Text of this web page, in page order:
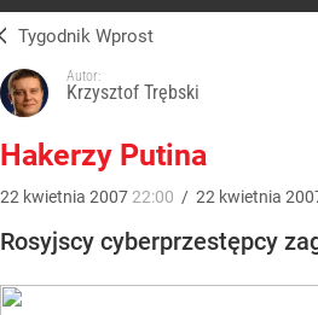
Tygodnik Wprost
Autor:
Krzysztof Trębski
Hakerzy Putina
22 kwietnia 2007 22:00 / 22 kwietnia
Rosyjscy cyberprzestępcy